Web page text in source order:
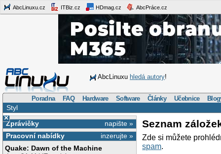
AbcLinuxu.cz ITBiz.cz HDmag.cz AbcPráce.cz
AbcLinuxu hledá autory!
Poradna FAQ Hardware Software Články Učebnice
Styl
×
napište »
Zprávičky
inzerujte »
Pracovní nabídky
Quake: Dawn of the Machine
Seznam
Zde si můžete
spam.